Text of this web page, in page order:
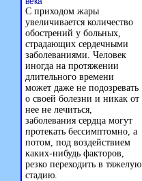
С приходом жары
увеличивается количество
обострений у больных,
страдающих сердечными
заболеваниями. Человек
иногда на протяжении
длительного времени
может даже не подозревать
о своей болезни и никак от
нее не лечиться,
заболевания сердца могут
протекать бессимптомно, а
потом, под воздействием
каких-нибудь факторов,
резко переходить в тяжелую
стадию.